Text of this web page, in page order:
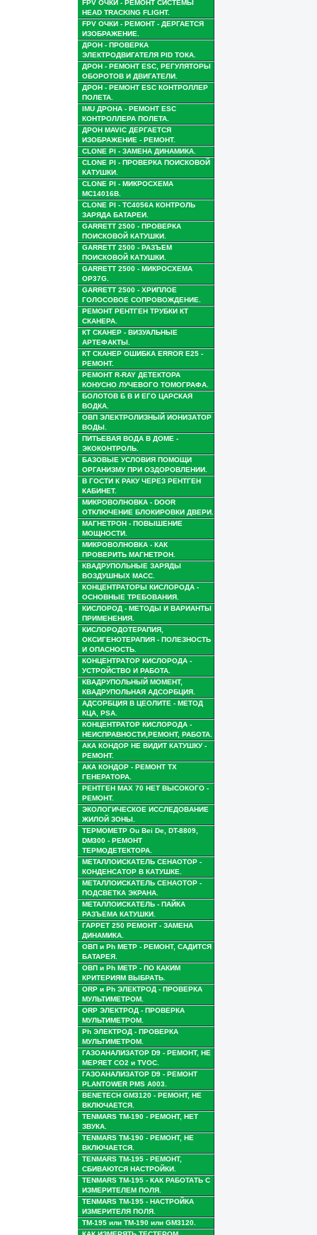
FPV ОЧКИ - РЕМОНТ СИСТЕМЫ
HEAD TRACKING FLIGHT.
FPV ОЧКИ - РЕМОНТ - ДЕРГАЕТСЯ
ИЗОБРАЖЕНИЕ.
ДРОН - ПРОВЕРКА
ЭЛЕКТРОДВИГАТЕЛЯ PID ТОКА.
ДРОН - РЕМОНТ ESC, РЕГУЛЯТОРЫ
ОБОРОТОВ И ДВИГАТЕЛИ.
ДРОН - РЕМОНТ ESC КОНТРОЛЛЕР
ПОЛЕТА.
IMU ДРОНА - РЕМОНТ ESC
КОНТРОЛЛЕРА ПОЛЕТА.
ДРОН MAVIC ДЕРГАЕТСЯ
ИЗОБРАЖЕНИЕ - РЕМОНТ.
CLONE PI - ЗАМЕНА ДИНАМИКА.
CLONE PI - ПРОВЕРКА ПОИСКОВОЙ
КАТУШКИ.
CLONE PI - МИКРОСХЕМА
MC14016B.
CLONE PI - TC4056A КОНТРОЛЬ
ЗАРЯДА БАТАРЕИ.
GARRETT 2500 - ПРОВЕРКА
ПОИСКОВОЙ КАТУШКИ.
GARRETT 2500 - РАЗЪЕМ
ПОИСКОВОЙ КАТУШКИ.
GARRETT 2500 - МИКРОСХЕМА
OP37G.
GARRETT 2500 - ХРИПЛОЕ
ГОЛОСОВОЕ СОПРОВОЖДЕНИЕ.
РЕМОНТ РЕНТГЕН ТРУБКИ КТ
СКАНЕРА.
КТ СКАНЕР - ВИЗУАЛЬНЫЕ
АРТЕФАКТЫ.
КТ СКАНЕР ОШИБКА ERROR E25 -
РЕМОНТ.
РЕМОНТ R-RAY ДЕТЕКТОРА
КОНУСНО ЛУЧЕВОГО ТОМОГРАФА.
БОЛОТОВ Б В И ЕГО ЦАРСКАЯ
ВОДКА.
ОВП ЭЛЕКТРОЛИЗНЫЙ ИОНИЗАТОР
ВОДЫ.
ПИТЬЕВАЯ ВОДА В ДОМЕ -
ЭКОКОНТРОЛЬ.
БАЗОВЫЕ УСЛОВИЯ ПОМОЩИ
ОРГАНИЗМУ ПРИ ОЗДОРОВЛЕНИИ.
В ГОСТИ К РАКУ ЧЕРЕЗ РЕНТГЕН
КАБИНЕТ.
МИКРОВОЛНОВКА - DOOR
ОТКЛЮЧЕНИЕ БЛОКИРОВКИ ДВЕРИ.
МАГНЕТРОН - ПОВЫШЕНИЕ
МОЩНОСТИ.
МИКРОВОЛНОВКА - КАК
ПРОВЕРИТЬ МАГНЕТРОН.
КВАДРУПОЛЬНЫЕ ЗАРЯДЫ
ВОЗДУШНЫХ МАСС.
КОНЦЕНТРАТОРЫ КИСЛОРОДА -
ОСНОВНЫЕ ТРЕБОВАНИЯ.
КИСЛОРОД - МЕТОДЫ И ВАРИАНТЫ
ПРИМЕНЕНИЯ.
КИСЛОРОДОТЕРАПИЯ,
ОКСИГЕНОТЕРАПИЯ - ПОЛЕЗНОСТЬ
И ОПАСНОСТЬ.
КОНЦЕНТРАТОР КИСЛОРОДА -
УСТРОЙСТВО И РАБОТА.
КВАДРУПОЛЬНЫЙ МОМЕНТ,
КВАДРУПОЛЬНАЯ АДСОРБЦИЯ.
АДСОРБЦИЯ В ЦЕОЛИТЕ - МЕТОД
КЦА, PSA.
КОНЦЕНТРАТОР КИСЛОРОДА -
НЕИСПРАВНОСТИ,РЕМОНТ, РАБОТА.
АКА КОНДОР НЕ ВИДИТ КАТУШКУ -
РЕМОНТ.
АКА КОНДОР - РЕМОНТ TX
ГЕНЕРАТОРА.
РЕНТГЕН MAX 70 НЕТ ВЫСОКОГО -
РЕМОНТ.
ЭКОЛОГИЧЕСКОЕ ИССЛЕДОВАНИЕ
ЖИЛОЙ ЗОНЫ.
ТЕРМОМЕТР Ou Bei De, DT-8809,
DM300 - РЕМОНТ
ТЕРМОДЕТЕКТОРА.
МЕТАЛЛОИСКАТЕЛЬ СЕНАОТОР -
КОНДЕНСАТОР В КАТУШКЕ.
МЕТАЛЛОИСКАТЕЛЬ СЕНАОТОР -
ПОДСВЕТКА ЭКРАНА.
МЕТАЛЛОИСКАТЕЛЬ - ПАЙКА
РАЗЪЕМА КАТУШКИ.
ГАРРЕТ 250 РЕМОНТ - ЗАМЕНА
ДИНАМИКА.
ОВП и Ph МЕТР - РЕМОНТ, САДИТСЯ
БАТАРЕЯ.
ОВП и Ph МЕТР - ПО КАКИМ
КРИТЕРИЯМ ВЫБРАТЬ.
ORP и Ph ЭЛЕКТРОД - ПРОВЕРКА
МУЛЬТИМЕТРОМ.
ORP ЭЛЕКТРОД - ПРОВЕРКА
МУЛЬТИМЕТРОМ.
Ph ЭЛЕКТРОД - ПРОВЕРКА
МУЛЬТИМЕТРОМ.
ГАЗОАНАЛИЗАТОР D9 - РЕМОНТ, НЕ
МЕРЯЕТ CO2 и TVOC.
ГАЗОАНАЛИЗАТОР D9 - РЕМОНТ
PLANTOWER PMS A003.
BENETECH GM3120 - РЕМОНТ, НЕ
ВКЛЮЧАЕТСЯ.
TENMARS TM-190 - РЕМОНТ, НЕТ
ЗВУКА.
TENMARS TM-190 - РЕМОНТ, НЕ
ВКЛЮЧАЕТСЯ.
TENMARS TM-195 - РЕМОНТ,
СБИВАЮТСЯ НАСТРОЙКИ.
TENMARS TM-195 - КАК РАБОТАТЬ С
ИЗМЕРИТЕЛЕМ ПОЛЯ.
TENMARS TM-195 - НАСТРОЙКА
ИЗМЕРИТЕЛЯ ПОЛЯ.
TM-195 или TM-190 или GM3120.